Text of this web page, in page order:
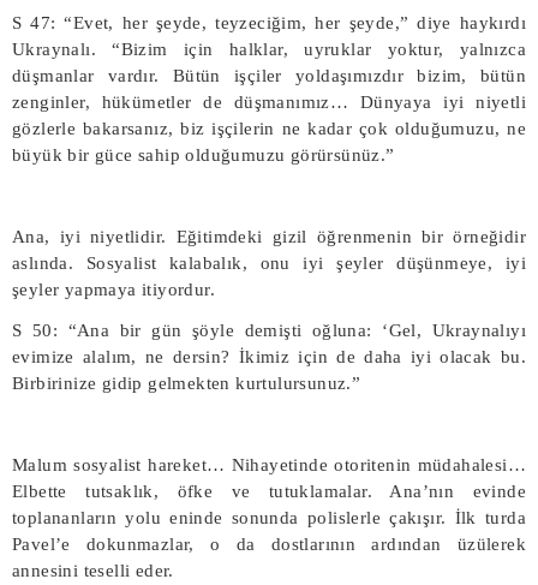
S 47: “Evet, her şeyde, teyzeciğim, her şeyde,” diye haykırdı
Ukraynalı. “Bizim için halklar, uyruklar yoktur, yalnızca
düşmanlar vardır. Bütün işçiler yoldaşımızdır bizim, bütün
zenginler, hükümetler de düşmanımız… Dünyaya iyi niyetli
gözlerle bakarsanız, biz işçilerin ne kadar çok olduğumuzu, ne
büyük bir güce sahip olduğumuzu görürsünüz.”
Ana, iyi niyetlidir. Eğitimdeki gizil öğrenmenin bir örneğidir
aslında. Sosyalist kalabalık, onu iyi şeyler düşünmeye, iyi
şeyler yapmaya itiyordur.
S 50: “Ana bir gün şöyle demişti oğluna: ‘Gel, Ukraynalıyı
evimize alalım, ne dersin? İkimiz için de daha iyi olacak bu.
Birbirinize gidip gelmekten kurtulursunuz.”
Malum sosyalist hareket… Nihayetinde otoritenin müdahalesi…
Elbette tutsaklık, öfke ve tutuklamalar. Ana’nın evinde
toplananların yolu eninde sonunda polislerle çakışır. İlk turda
Pavel’e dokunmazlar, o da dostlarının ardından üzülerek
annesini teselli eder.